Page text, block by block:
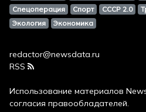
Спецоперация
Спорт СССР 2.0
Экология
Экономика
redactor@newsdata.ru
RSS
Использование материалов
согласия правообладателей.